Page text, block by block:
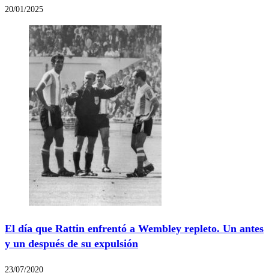
20/01/2025
El día que Rattin enfrentó a Wembley repleto. Un antes
y un después de su expulsión
23/07/2020